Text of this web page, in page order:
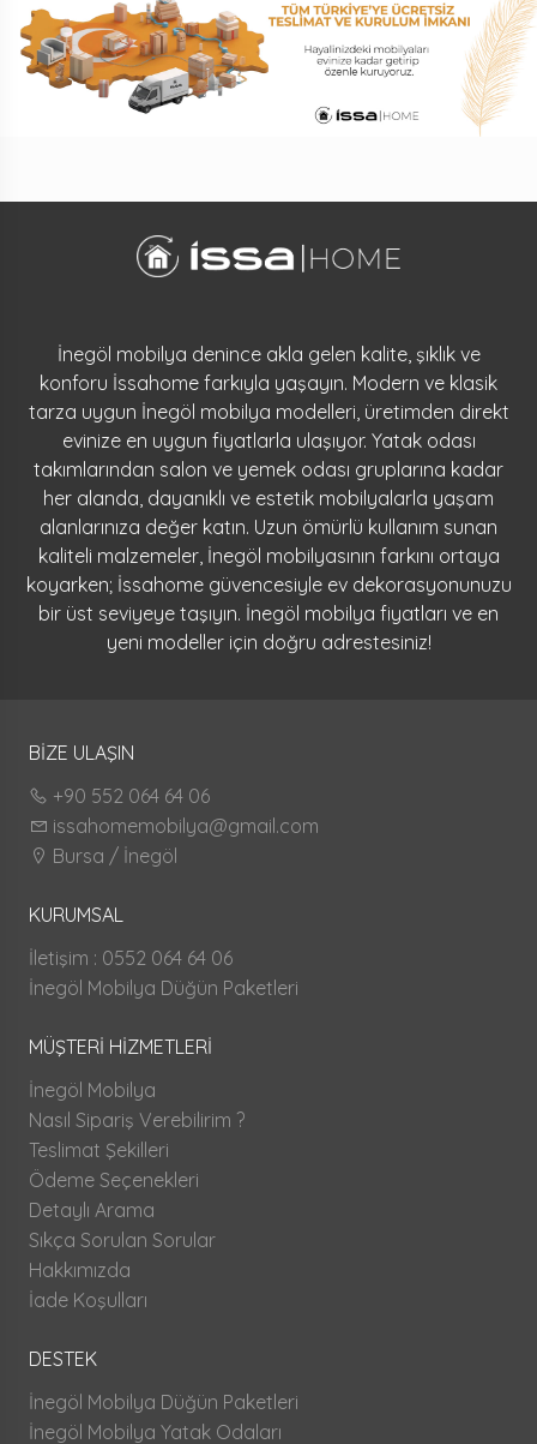
İnegöl mobilya denince akla gelen kalite, şıklık ve
konforu İssahome farkıyla yaşayın. Modern ve klasik
tarza uygun İnegöl mobilya modelleri, üretimden direkt
evinize en uygun fiyatlarla ulaşıyor. Yatak odası
takımlarından salon ve yemek odası gruplarına kadar
her alanda, dayanıklı ve estetik mobilyalarla yaşam
alanlarınıza değer katın. Uzun ömürlü kullanım sunan
kaliteli malzemeler, İnegöl mobilyasının farkını ortaya
koyarken; İssahome güvencesiyle ev dekorasyonunuzu
bir üst seviyeye taşıyın. İnegöl mobilya fiyatları ve en
yeni modeller için doğru adrestesiniz!
BİZE ULAŞIN
+90 552 064 64 06
issahomemobilya@gmail.com
Bursa / İnegöl
KURUMSAL
İletişim : 0552 064 64 06
İnegöl Mobilya Düğün Paketleri
MÜŞTERİ HİZMETLERİ
İnegöl Mobilya
Nasıl Sipariş Verebilirim ?
Teslimat Şekilleri
Ödeme Seçenekleri
Detaylı Arama
Sıkça Sorulan Sorular
Hakkımızda
İade Koşulları
DESTEK
İnegöl Mobilya Düğün Paketleri
İnegöl Mobilya Yatak Odaları